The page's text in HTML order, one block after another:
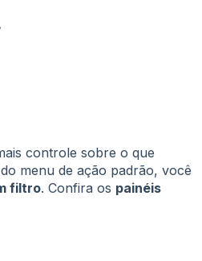
controle sobre o que
menu de ação padrão, você
filtro. Confira os painéis